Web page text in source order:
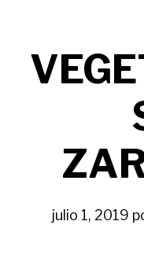
julio 1, 2019